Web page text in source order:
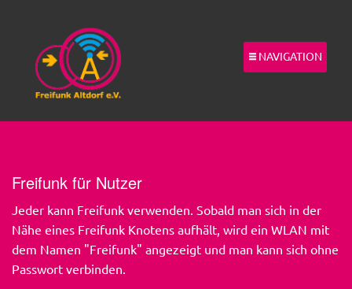
NAVIGATION
Freifunk für Nutzer
Jeder kann Freifunk verwenden. Sobald man sich in der
Nähe eines Freifunk Knotens aufhält, wird ein WLAN mit
dem Namen "Freifunk" angezeigt und man kann sich ohne
Passwort verbinden.